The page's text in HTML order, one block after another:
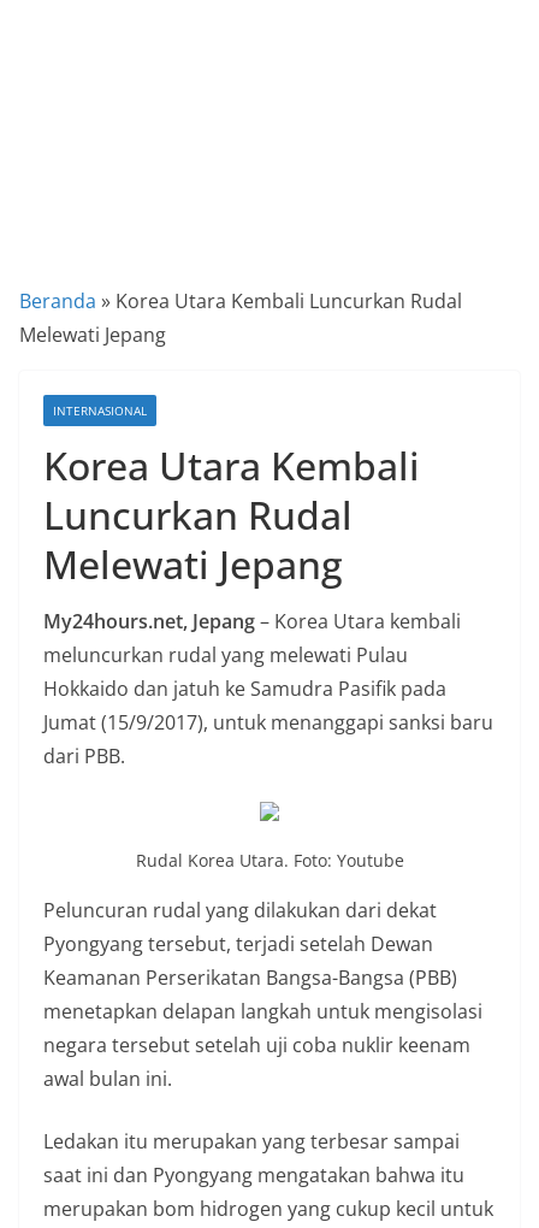
e
k
i
n
a
n
T
a
H
a
x
Beranda » Korea Utara Kembali Luncurkan Rudal
Melewati Jepang
INTERNASIONAL
Korea Utara Kembali
Luncurkan Rudal
Melewati Jepang
My24hours.net, Jepang– Korea Utara kembali
meluncurkan rudal yang melewati Pulau
Hokkaido dan jatuh ke Samudra Pasifik pada
Jumat (15/9/2017), untuk menanggapi sanksi baru
dari PBB.
Rudal Korea Utara. Foto: Youtube
Peluncuran rudal yang dilakukan dari dekat
Pyongyang tersebut, terjadi setelah Dewan
Keamanan Perserikatan Bangsa-Bangsa (PBB)
menetapkan delapan langkah untuk mengisolasi
negara tersebut setelah uji coba nuklir keenam
awal bulan ini.
Ledakan itu merupakan yang terbesar sampai
saat ini dan Pyongyang mengatakan bahwa itu
merupakan bom hidrogen yang cukup kecil untuk